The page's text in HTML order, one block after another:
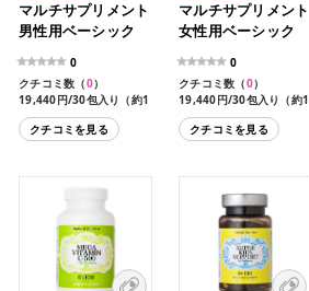
マルチサプリメント
男性用ベーシック
0
クチコミ数（0）
19,440円/30包入り（約1
ヶ月分）
クチコミを見る
マルチサプリメント
女性用ベーシック
0
クチコミ数（0）
19,440円/30包入り（約1
ヶ月分）
クチコミを見る